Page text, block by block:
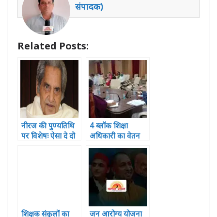
p
p
o
o
k
g n
संपादक)
Related Posts:
नीरज की पुण्यतिथि
पर विशेषः ऐसा दे दो
4 ब्लॉक शिक्षा
अधिकारी का वेतन
रुका ,2 पर विभागीय
कार्यवाही
शिक्षक संकुलों का जन आरोग्य योजना